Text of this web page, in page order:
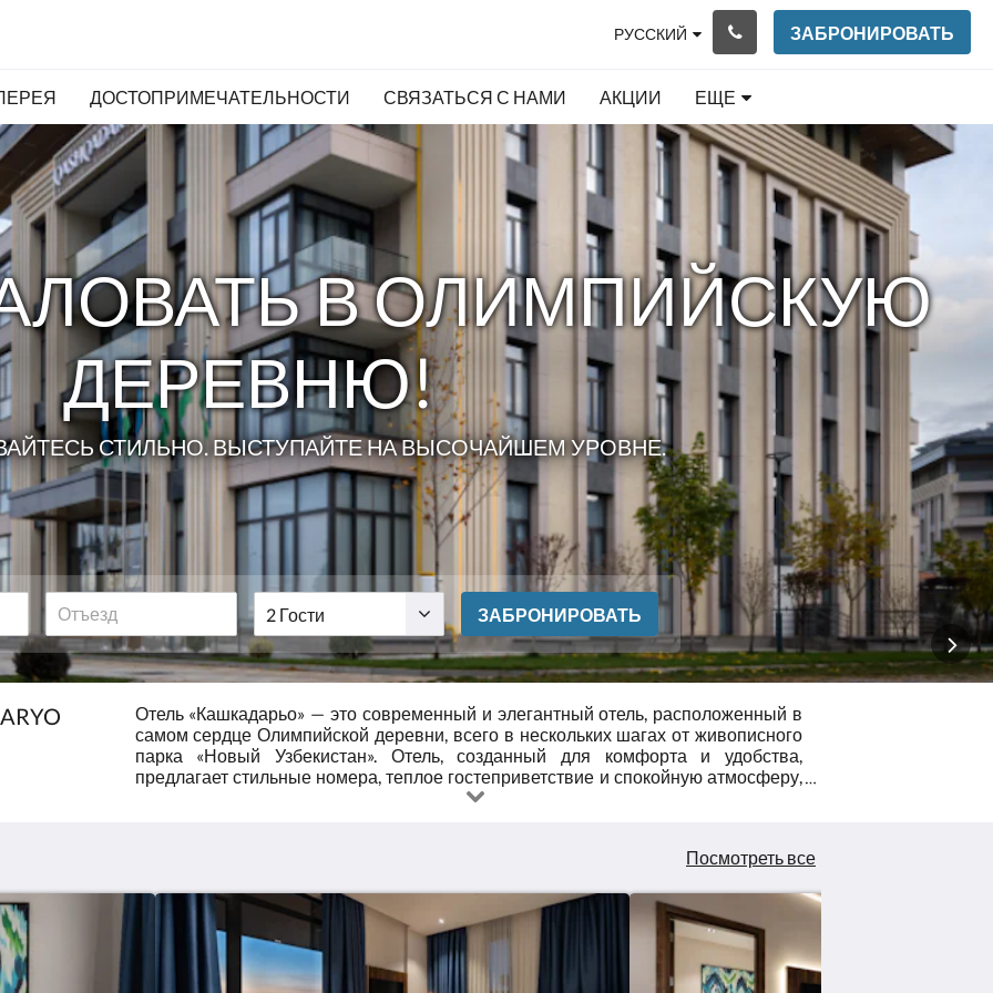
РУССКИЙ ЗАБРОНИРОВАТЬ
ДОСТОПРИМЕЧАТЕЛЬНОСТИ СВЯЗАТЬСЯ С НАМИ АКЦИИ ЕЩЕ
В ОЛИМПИЙСКУЮ
ДЕРЕВНЮ!
СТИЛЬНО. ВЫСТУПАЙТЕ НА ВЫСОЧАЙШЕМ УРОВНЕ.
ЗАБРОНИРОВАТЬ
Отель «Кашкадарьо» — это современный и элегантный отель, расположенный в
самом сердце Олимпийской деревни, всего в нескольких шагах от живописного
парка «Новый Узбекистан». Отель, созданный для комфорта и удобства,
предлагает стильные номера, теплое гостеприветствие и спокойную атмосферу,
идеально подходящую как для деловых поездок, так и для отдыха. К услугам
на 5-м этаже с прекрасным видом. Каждый номер тщательно подготовлен:
для приятного пребывания. Благодаря высокоскоростному Wi-Fi,
круглосуточному обслуживанию гостей, бесплатной парковке и удобному доступу
к современным зонам отдыха города, отель «Кашкадарьо» предлагает
исключительные условия для тех, кто ищет комфорта, спокойствия и изысканного
сервиса во время своего пребывания в Ташкенте.
Посмотреть все